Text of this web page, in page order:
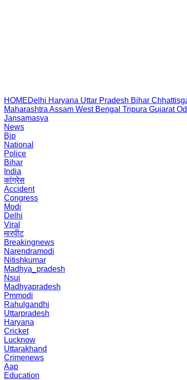
HOMEDelhi Haryana Uttar Pradesh Bihar
Maharashtra Assam West Bengal Tripura Gujarat
Jansamasya
News
Bjp
National
Police
Bihar
India
कांग्रेस
Accident
Congress
Modi
Delhi
Viral
मारपीट
Breakingnews
Narendramodi
Nitishkumar
Madhya_pradesh
Nsui
Madhyapradesh
Pmmodi
Rahulgandhi
Uttarpradesh
Haryana
Cricket
Lucknow
Uttarakhand
Crimenews
Aap
Education